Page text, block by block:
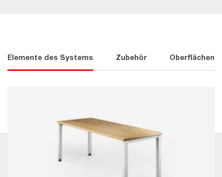
Elemente des Systems Zubehör Oberflächen